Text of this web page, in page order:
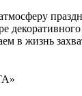
в жизнь